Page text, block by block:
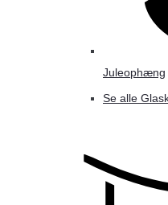
Juleophæng
Se alle